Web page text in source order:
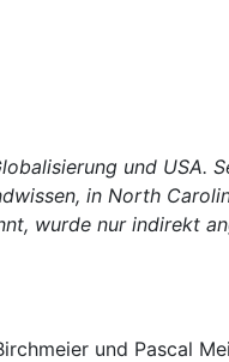
und USA.
in North
wurde nur indirekt
und Pascal